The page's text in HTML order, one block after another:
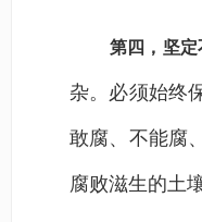
第四，坚定
杂。必须始终
敢腐、不能腐
腐败滋生的土